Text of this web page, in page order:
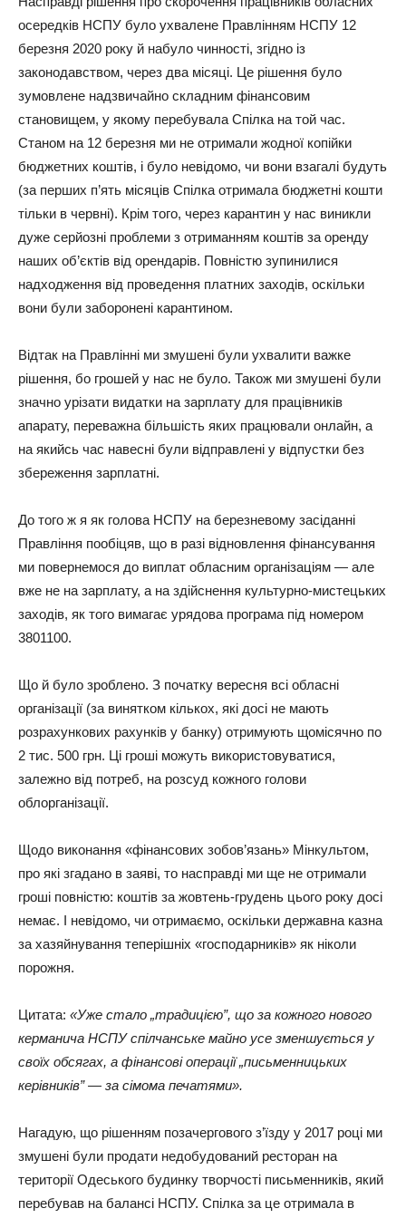
осередків НСПУ було ухвалене Правлінням НСПУ 12
березня 2020 року й набуло чинності, згідно із
законодавством, через два місяці. Це рішення було
зумовлене надзвичайно складним фінансовим
становищем, у якому перебувала Спілка на той час.
Станом на 12 березня ми не отримали жодної копійки
бюджетних коштів, і було невідомо, чи вони взагалі будуть
(за перших п’ять місяців Спілка отримала бюджетні кошти
тільки в червні). Крім того, через карантин у нас виникли
дуже серйозні проблеми з отриманням коштів за оренду
наших об’єктів від орендарів. Повністю зупинилися
надходження від проведення платних заходів, оскільки
вони були заборонені карантином.
Відтак на Правлінні ми змушені були ухвалити важке
рішення, бо грошей у нас не було. Також ми змушені були
значно урізати видатки на зарплату для працівників
апарату, переважна більшість яких працювали онлайн, а
на якийсь час навесні були відправлені у відпустки без
збереження зарплатні.
До того ж я як голова НСПУ на березневому засіданні
Правління пообіцяв, що в разі відновлення фінансування
ми повернемося до виплат обласним організаціям — але
вже не на зарплату, а на здійснення культурно-мистецьких
заходів, як того вимагає урядова програма під номером
3801100.
Що й було зроблено. З початку вересня всі обласні
організації (за винятком кількох, які досі не мають
розрахункових рахунків у банку) отримують щомісячно по
2 тис. 500 грн. Ці гроші можуть використовуватися,
залежно від потреб, на розсуд кожного голови
облорганізації.
Щодо виконання «фінансових зобов’язань» Мінкультом,
про які згадано в заяві, то насправді ми ще не отримали
гроші повністю: коштів за жовтень-грудень цього року досі
немає. І невідомо, чи отримаємо, оскільки державна казна
за хазяйнування теперішніх «господарників» як ніколи
порожня.
Цитата: «Уже стало „традицією”, що за кожного нового
керманича НСПУ спілчанське майно усе зменшується у
своїх обсягах, а фінансові операції „письменницьких
керівників” — за сімома печатями».
Нагадую, що рішенням позачергового з’їзду у 2017 році ми
змушені були продати недобудований ресторан на
території Одеського будинку творчості письменників, який
перебував на балансі НСПУ. Спілка за це отримала в